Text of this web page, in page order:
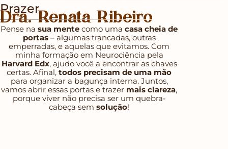
Prazer,
Dra. Renata Ribeiro
Pense na sua mente como uma casa cheia de
portas– algumas trancadas, outras
emperradas, e aquelas que evitamos. Com
minha formação em Neurociência pela
Harvard Edx, ajudo você a encontrar as chaves
certas. Afinal, todos precisam de uma mão
para organizar a bagunça interna. Juntos,
vamos abrir essas portas e trazer mais clareza,
porque viver não precisa ser um quebra-
cabeça sem solução!